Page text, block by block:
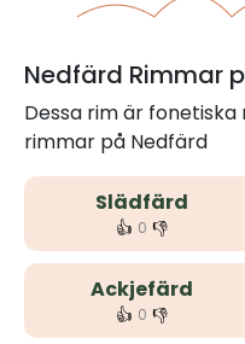
Nedfärd Rimmar
Dessa rim är
rimmar på Nedfärd
Slädfärd
👍 0 👎
Ackjefärd
👍 0 👎